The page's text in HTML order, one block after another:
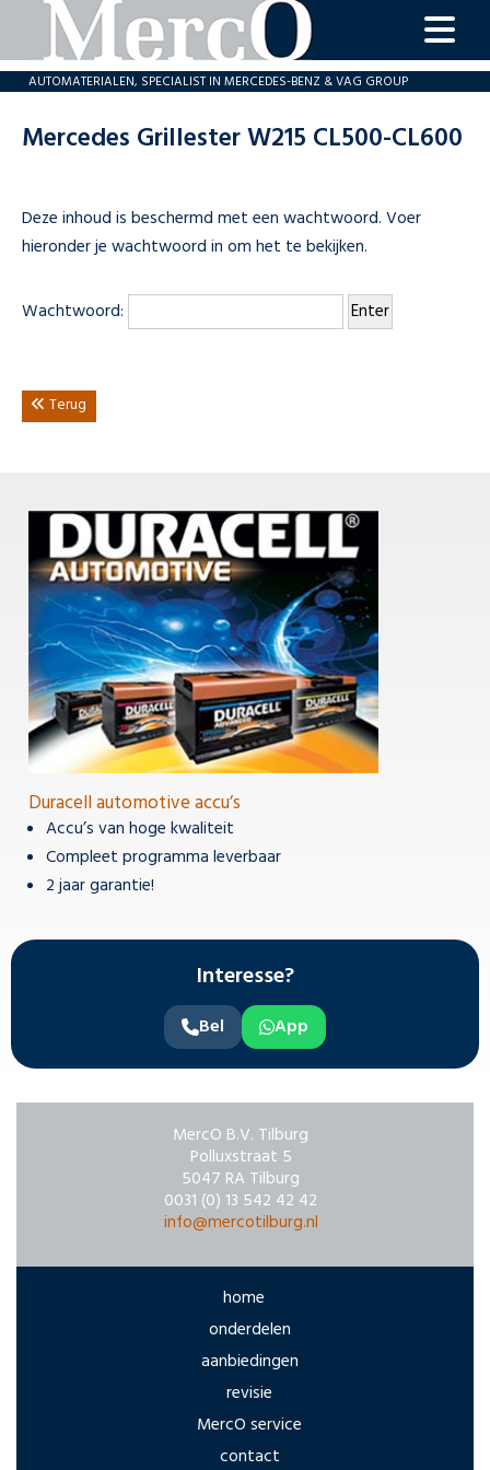
home
aanbiedingen
MercO
service
AUTOMATERIALEN, SPECIALIST IN MERCEDES-BENZ & VAG GROUP
Mercedes Grillester W215 CL500-CL600
Deze inhoud is beschermd met een wachtwoord. Voer
hieronder je wachtwoord in om het te bekijken.
Wachtwoord:
Terug
Duracell automotive accu’s
Accu’s van hoge kwaliteit
Compleet programma leverbaar
2 jaar garantie!
Interesse?
Bel App
MercO B.V. Tilburg
Polluxstraat 5
5047 RA Tilburg
0031 (0) 13 542 42 42
info@mercotilburg.nl
home
onderdelen
aanbiedingen
revisie
MercO service
contact